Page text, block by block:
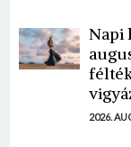
Napi
2026.